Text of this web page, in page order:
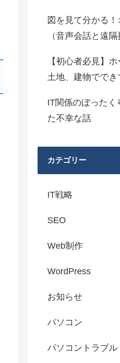
図を見て分かる
（音声会話と遠隔
【初心者必見】
土地、建物ででき
IT関係のぼったく
た不幸な話
カテゴリー
IT戦略
SEO
Web制作
WordPress
お知らせ
パソコン
パソコントラブル